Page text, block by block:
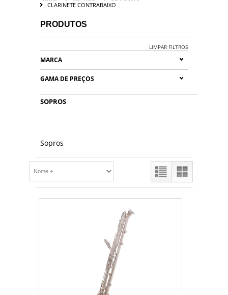
CLARINETE CONTRABAIXO
PRODUTOS
LIMPAR FILTROS
MARCA
GAMA DE PREÇOS
SOPROS
Sopros